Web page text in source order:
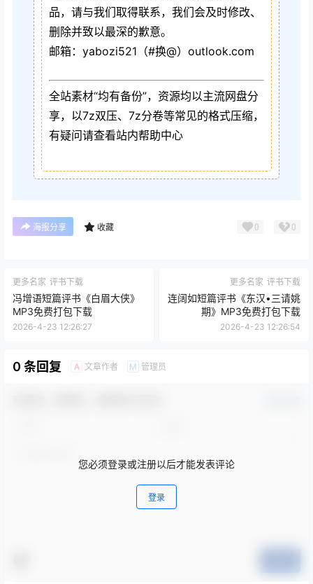
品，请与我们取得联系，我们会及时修改、
删除并致以最深的歉意。
邮箱：yabozi521（#换@）outlook.com
全站素材“均有备份”，资源均以主流网盘分
享，以7z双压、7z分卷等常见的格式压缩，
有疑问请查看站内帮助中心
海报分享 收藏 0 0
更多名家 评书下载
冯增语短篇评书《白眉大侠》
MP3免费打包下载
2026-4-23 12:26:27
更多名家 评书下载
连阔如短篇评书《东汉•三请姚
期》MP3免费打包下载
2026-4-23 12:26:54
0 条回复 A 文章作者 M 管理员
您必须登录或注册以后才能发表评论
登录